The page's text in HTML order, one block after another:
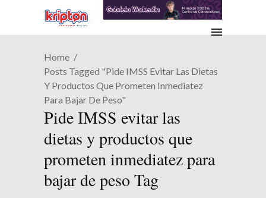
Home
Posts Tagged "Pide IMSS Evitar Las Dietas
Y Productos Que Prometen Inmediatez
Para Bajar De Peso"
Pide IMSS evitar las
dietas y productos que
prometen inmediatez para
bajar de peso Tag